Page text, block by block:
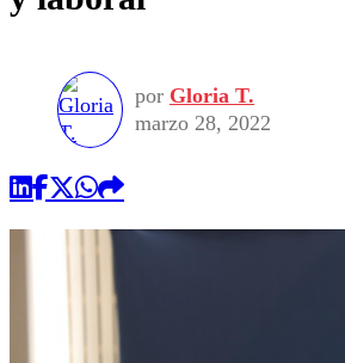
por Gloria T.
marzo 28, 2022